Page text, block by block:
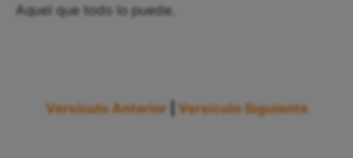
Aquel que todo lo puede.
Versículo Anterior Versículo Siguiente